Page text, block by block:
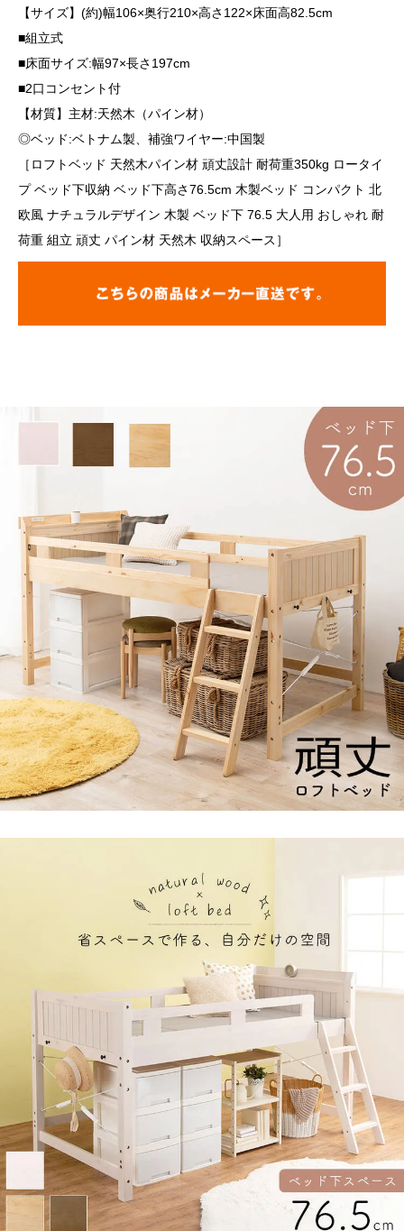
【サイズ】(約)幅106×奥行210×高さ122×床面高82.5cm
■組立式
■床面サイズ:幅97×長さ197cm
■2口コンセント付
【材質】主材:天然木（パイン材）
◎ベッド:ベトナム製、補強ワイヤー:中国製
［ロフトベッド 天然木パイン材 頑丈設計 耐荷重350kg ロータイ
プ ベッド下収納 ベッド下高さ76.5cm 木製ベッド コンパクト 北
欧風 ナチュラルデザイン 木製 ベッド下 76.5 大人用 おしゃれ 耐
荷重 組立 頑丈 パイン材 天然木 収納スペース］